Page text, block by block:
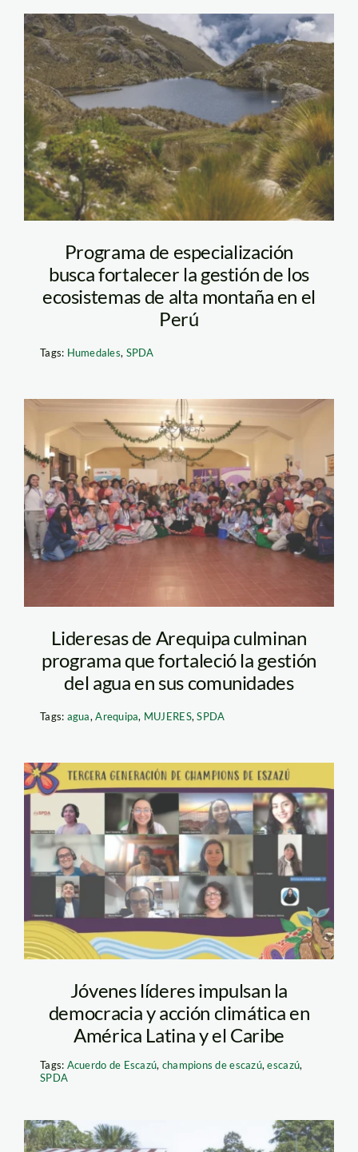
Humedales Andinos
Waldir Giraldo SPDA
Programa de especialización
busca fortalecer la gestión de los
ecosistemas de alta montaña en el
Perú
Tags: Humedales, SPDA
mujeres-arequipa-
agua-spda
Lideresas de Arequipa culminan
programa que fortaleció la gestión
del agua en sus comunidades
Tags: agua,Arequipa, MUJERES,SPDA
Champions 2026
Jóvenes líderes impulsan la
democracia y acción climática en
América Latina y el Caribe
Tags: Acuerdo de Escazú, champions de escazú,escazú,
SPDA